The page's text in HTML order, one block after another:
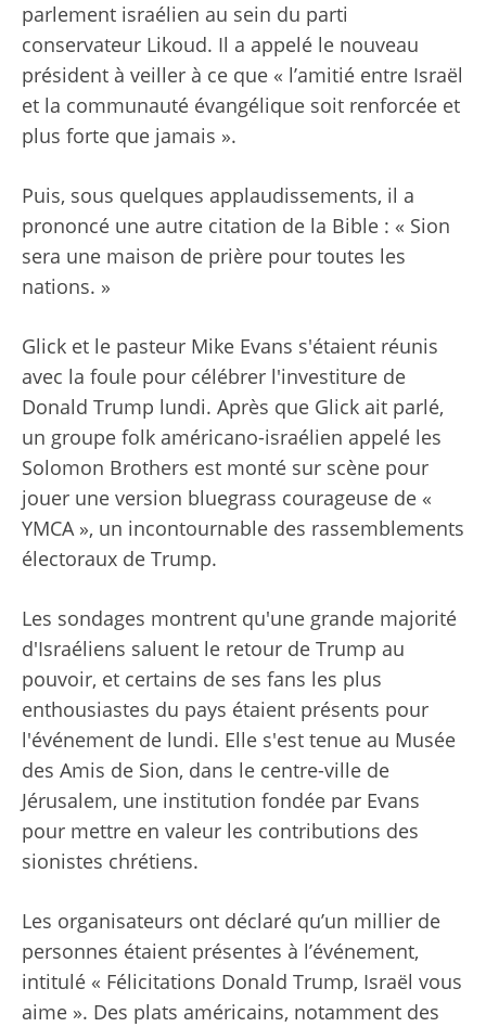
parlement israélien au sein du parti
conservateur Likoud. Il a appelé le nouveau
président à veiller à ce que « l’amitié entre Israël
et la communauté évangélique soit renforcée et
plus forte que jamais ».
Puis, sous quelques applaudissements, il a
prononcé une autre citation de la Bible : « Sion
sera une maison de prière pour toutes les
nations. »
Glick et le pasteur Mike Evans s'étaient réunis
avec la foule pour célébrer l'investiture de
Donald Trump lundi. Après que Glick ait parlé,
un groupe folk américano-israélien appelé les
Solomon Brothers est monté sur scène pour
jouer une version bluegrass courageuse de «
YMCA », un incontournable des rassemblements
électoraux de Trump.
Les sondages montrent qu'une grande majorité
d'Israéliens saluent le retour de Trump au
pouvoir, et certains de ses fans les plus
enthousiastes du pays étaient présents pour
l'événement de lundi. Elle s'est tenue au Musée
des Amis de Sion, dans le centre-ville de
Jérusalem, une institution fondée par Evans
pour mettre en valeur les contributions des
sionistes chrétiens.
Les organisateurs ont déclaré qu’un millier de
personnes étaient présentes à l’événement,
intitulé « Félicitations Donald Trump, Israël vous
aime ». Des plats américains, notamment des